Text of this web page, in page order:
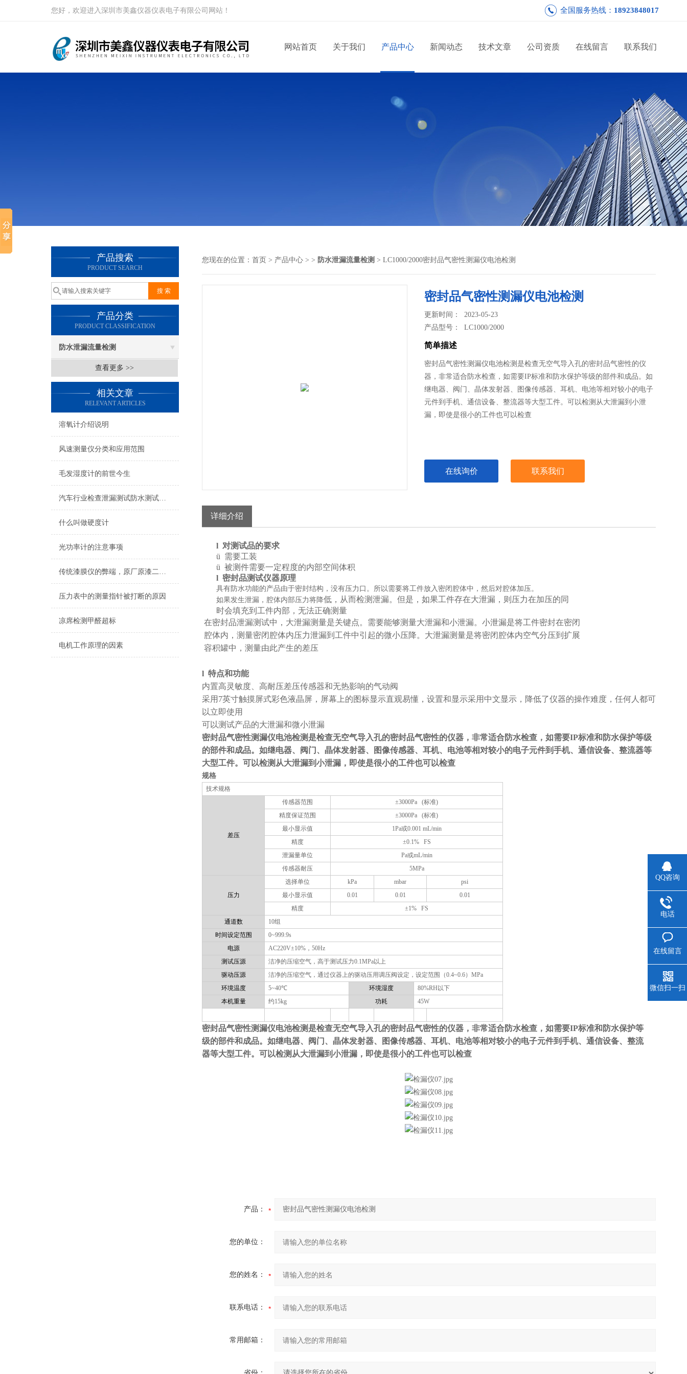
您好，欢迎进入深圳市美鑫仪器仪表电子有限公司网站！ 全国服务热线： 18923848017
网站首页 关于我们 产品中心 新闻动态 技术文章 公司资质 在线留言 联系我们
产品搜索
PRODUCT SEARCH
产品分类
PRODUCT CLASSIFICATION
防水泄漏流量检测
查看更多 >>
相关文章
RELEVANT ARTICLES
溶氧计介绍说明
风速测量仪分类和应用范围
毛发湿度计的前世今生
汽车行业检查泄漏测试防水测试方案
什么叫做硬度计
光功率计的注意事项
传统漆膜仪的弊端，原厂原漆二手车未必是真
压力表中的测量指针被打断的原因
凉席检测甲醛超标
电机工作原理的因素
您现在的位置： 首页 > 产品中心 > > 防水泄漏流量检测 > LC1000/2000密封品气密性测漏仪电池检测
密封品气密性测漏仪电池检测
更新时间： 2023-05-23
产品型号：LC1000/2000
简单描述
密封品气密性测漏仪电池检测是检查无空气导入孔的密封品气密性的仪
器，非常适合防水检查，如需要IP标准和防水保护等级的部件和成品。如
继电器、阀门、晶体发射器、图像传感器、耳机、电池等相对较小的电子
元件到手机、通信设备、整流器等大型工件。可以检测从大泄漏到小泄
漏，即使是很小的工件也可以检查
在线询价 联系我们
详细介绍
l 对测试品的要求
ü 需要工装
ü 被测件需要一定程度的内部空间体积
l 密封品测试仪器原理
具有防水功能的产品由于密封结构，没有压力口。所以需要将工件放入密闭腔体中，然后对腔体加压。
如果发生泄漏，腔体内部压力将降低，从而检测泄漏。但是，如果工件存在大泄漏，则压力在加压的同
时会填充到工件内部，无法正确测量
在密封品泄漏测试中，大泄漏测量是关键点。需要能够测量大泄漏和小泄漏。小泄漏是将工件密封在密闭
腔体内，测量密闭腔体内压力泄漏到工件中引起的微小压降。大泄漏测量是将密闭腔体内空气分压到扩展
容积罐中，测量由此产生的差压
l 特点和功能
内置高灵敏度、高耐压差压传感器和无热影响的气动阀
采用 7英寸触摸屏式彩色液晶屏，屏幕上的图标显示直观易懂，设置和显示采用中文显示，降低了仪器的操作难度，任何人都可
以立即使用
可以测试产品的大泄漏和微小泄漏
密封品气密性测漏仪电池检测 是检查无空气导入孔的密封品气密性的仪器，非常适合防水检查，如需要IP标准和防水保护等级
的部件和成品。如继电器、阀门、晶体发射器、图像传感器、耳机、电池等相对较小的电子元件到手机、通信设备、整流器等
大型工件。可以检测从大泄漏到小泄漏，即使是很小的工件也可以检查
规格
技术规格
差压
传感器范围 ±3000Pa (标准)
精度保证范围
±3000Pa (标准)
最小显示值
1Pa或0.001 mL/min
精度
±0.1% FS
泄漏量单位
Pa或mL/min
传感器耐压
5MPa
压力
选择单位 kPa mbar
psi
最小显示值
0.01 0.01
0.01
精度
±1% FS
通道数
10组
时间设定范围
0~999.9s
电源
AC220V±10% ， 50Hz
测试压源
洁净的压缩空气，高于测试压力0.1MPa以上
驱动压源
洁净的压缩空气，通过仪器上的驱动压用调压阀设定，设定范围（0.4~0.6） MPa
环境温度
5~40℃ 环境湿度 80%RH 以下
本机重量
约15kg 功耗 45W
密封品气密性测漏仪电池检测 是检查无空气导入孔的密封品气密性的仪器，非常适合防水检查，如需要IP标准和防水保护等
级的部件和成品。如继电器、阀门、晶体发射器、图像传感器、耳机、电池等相对较小的电子元件到手机、通信设备、整流
器等大型工件。可以检测从大泄漏到小泄漏，即使是很小的工件也可以检查
产品：
您的单位：
您的姓名：
联系电话：
常用邮箱：
QQ咨询
电话
在线留言
微信扫一扫